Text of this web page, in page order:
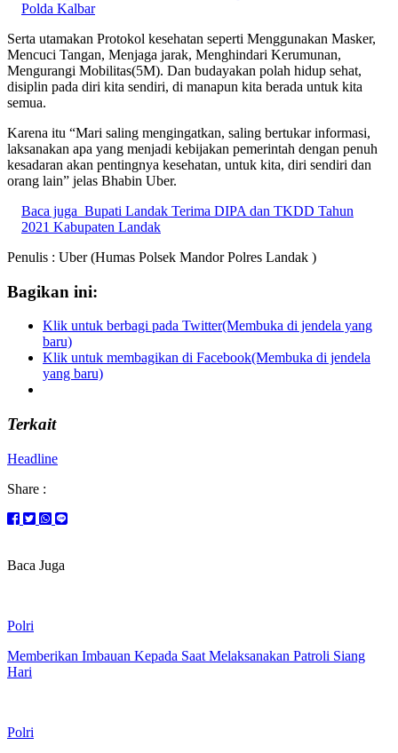
Polda Kalbar
Serta utamakan Protokol kesehatan seperti Menggunakan Masker,
Mencuci Tangan, Menjaga jarak, Menghindari Kerumunan,
Mengurangi Mobilitas(5M). Dan budayakan polah hidup sehat,
disiplin pada diri kita sendiri, di manapun kita berada untuk kita
semua.
Karena itu “Mari saling mengingatkan, saling bertukar informasi,
laksanakan apa yang menjadi kebijakan pemerintah dengan penuh
kesadaran akan pentingnya kesehatan, untuk kita, diri sendiri dan
orang lain” jelas Bhabin Uber.
Baca juga Bupati Landak Terima DIPA dan TKDD Tahun
2021 Kabupaten Landak
Penulis : Uber (Humas Polsek Mandor Polres Landak )
Bagikan ini:
Klik untuk berbagi pada Twitter(Membuka di jendela yang
baru)
Klik untuk membagikan di Facebook(Membuka di jendela
yang baru)
Terkait
Headline
Share :
Baca Juga
Polri
Memberikan Imbauan Kepada Saat Melaksanakan Patroli Siang
Hari
Polri